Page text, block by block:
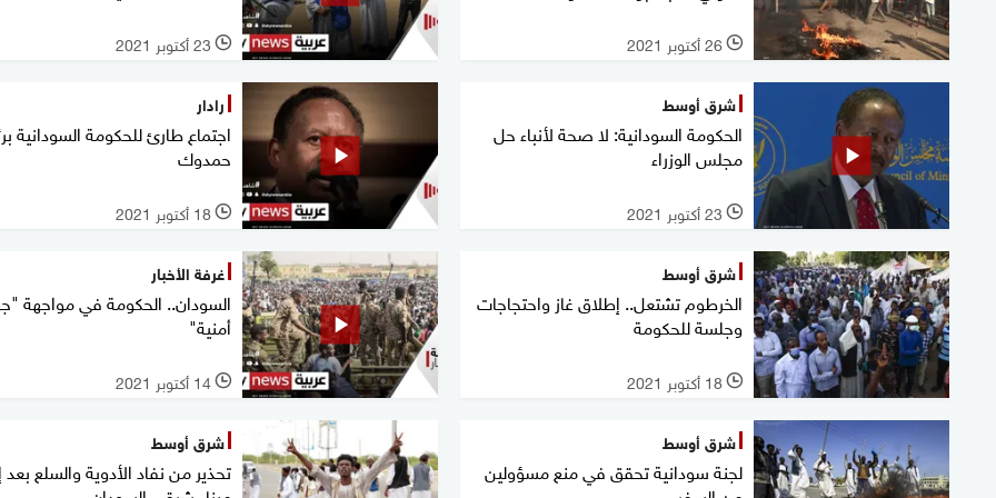
l 26 أكتوبر 2021 l 23 أكتوبر 2021
شرق أوسط
الحكومة السودانية: لا صحة لأنباء حل
مجلس الوزراء
l 23 أكتوبر 2021
رادار
اجتماع طارئ للحكومة السودانية
حمدوك
l 18 أكتوبر 2021
شرق أوسط
الخرطوم تشتعل.. إطلاق غاز واحتجاجات
وجلسة للحكومة
l 18 أكتوبر 2021
غرفة الأخبار
السودان.. الحكومة في مواجهة
أمنية"
l 14 أكتوبر 2021
شرق أوسط
لجنة سودانية تحقق في منع مسؤولين
شرق أوسط
تحذير من نفاد الأدوية والسلع بعد